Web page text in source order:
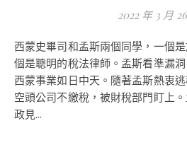
2022 年 3 月
西蒙史畢司和孟斯兩個同學，一個是放蕩的旅行公司老闆，一
個是聰明的稅法律師。孟斯看準漏
西蒙事業如日中天。隨著孟斯熱衷
空頭公司不繳稅，被財稅部門盯上
政見...